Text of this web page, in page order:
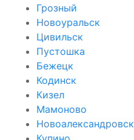
Грозный
Новоуральск
Цивильск
Пустошка
Бежецк
Кодинск
Кизел
Мамоново
Новоалександровск